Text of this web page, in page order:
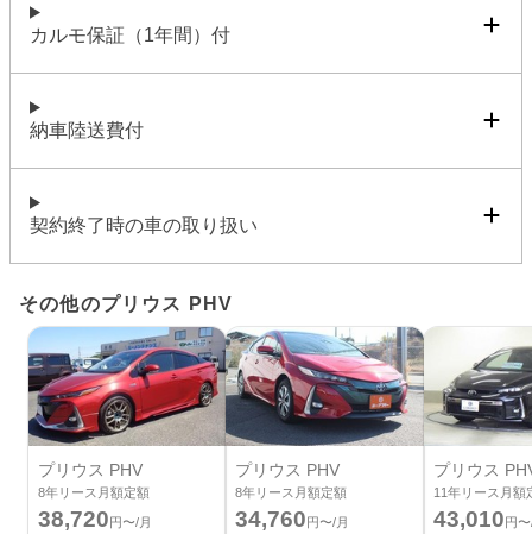
カルモ保証（1年間）付
納車陸送費付
契約終了時の車の取り扱い
その他のプリウス PHV
プリウス PHV
8年リース月額定額
38,720円〜/月
プリウス PHV
8年リース月額定額
34,760円〜/月
プリウス
11年リース月額
43,010円